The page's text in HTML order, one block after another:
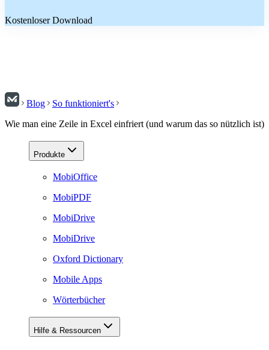
Kostenloser Download
Blog
So funktioniert's
Wie man eine Zeile in Excel einfriert (und warum das so nützlich ist)
Produkte
MobiOffice
MobiPDF
MobiDrive
MobiDrive
Oxford Dictionary
Mobile Apps
Wörterbücher
Hilfe & Ressourcen